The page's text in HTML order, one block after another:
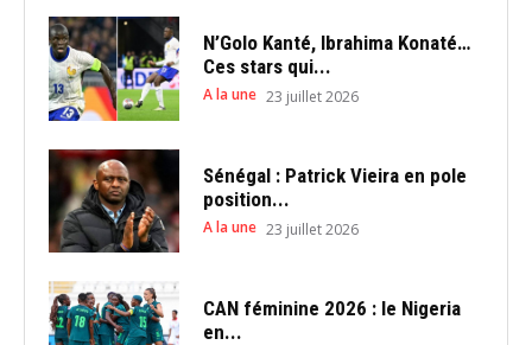
N’Golo Kanté, Ibrahima Konaté…
Ces stars qui...
A la une 23 juillet 2026
Sénégal : Patrick Vieira en pole
position...
A la une 23 juillet 2026
CAN féminine 2026 : le Nigeria
en...